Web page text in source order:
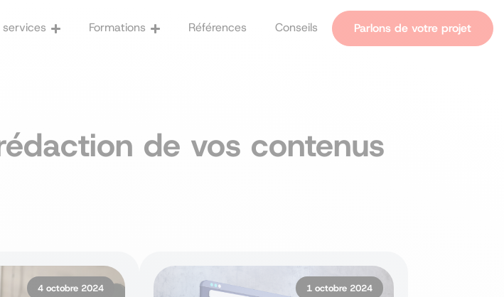
services
de contenu
Google
Formations Références Conseils Parlons de votre projet
de vos contenus
4 octobre 2024 1 octobre 2024